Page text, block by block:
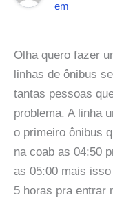
em
Olha quero fazer
linhas de ônibus
tantas pessoas
problema. A linha
o primeiro ônibus
na coab as 04:50
as 05:00 mais
5 horas pra entrar